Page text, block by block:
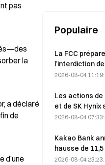
pas
la
a déclaré
de
d’une
Populaire
La FCC prépare
l’interdiction
optiques
Xinyuan
impact sur 27
de marché.
2026-08-04
Les actions de
et de SK Hynix
redressent
achats des
2026-08-04
Kakao Bank
hausse de
bénéfice net au
2026-08-04